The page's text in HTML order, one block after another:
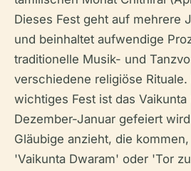
Dieses Fest geht auf mehrere
und beinhaltet aufwendige
traditionelle Musik- und
verschiedene religiöse Rituale.
wichtiges Fest ist das Vaikunta
Dezember-Januar gefeiert
Gläubige anzieht, die
'Vaikunta Dwaram' oder 'Tor